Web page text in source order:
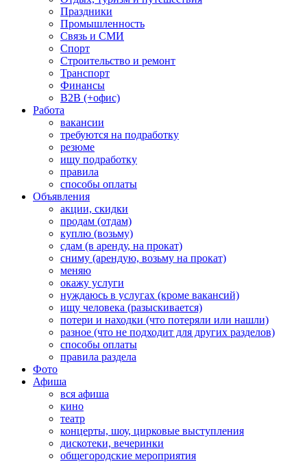
Праздники
Промышленность
Связь и СМИ
Спорт
Строительство и ремонт
Транспорт
Финансы
B2B (+офис)
Работа
вакансии
требуются на подработку
резюме
ищу подработку
правила
способы оплаты
Объявления
акции, скидки
продам (отдам)
куплю (возьму)
сдам (в аренду, на прокат)
сниму (арендую, возьму на прокат)
меняю
окажу услуги
нуждаюсь в услугах (кроме вакансий)
ищу человека (разыскивается)
потери и находки (что потеряли или нашли)
разное (что не подходит для других разделов)
способы оплаты
правила раздела
Фото
Афиша
вся афиша
кино
театр
концерты, шоу, цирковые выступления
дискотеки, вечеринки
общегородские мероприятия